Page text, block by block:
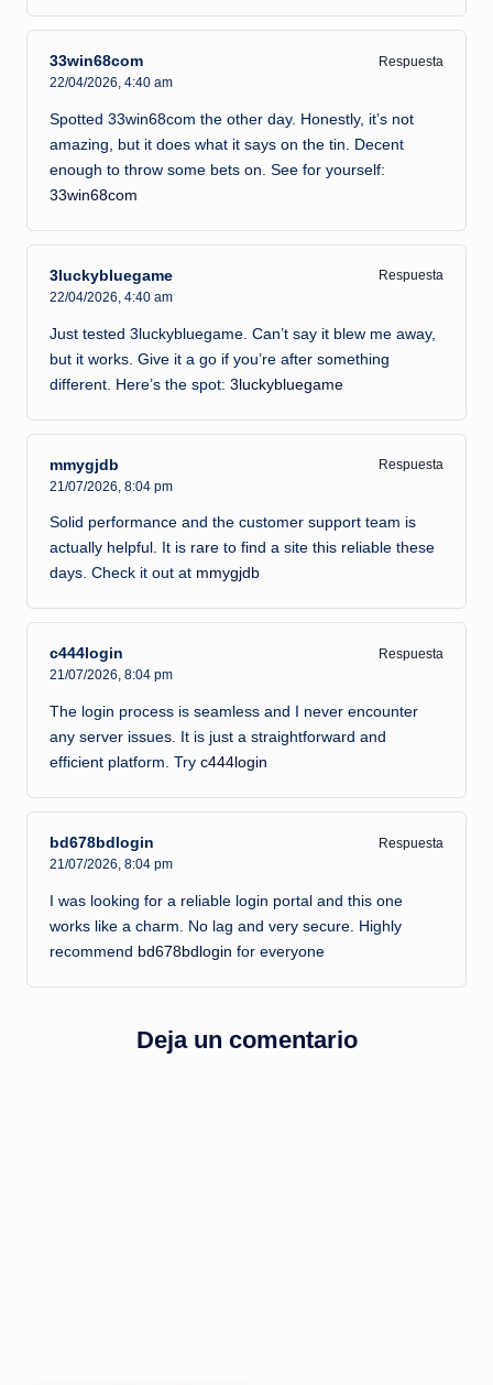
33win68com
Respuesta
22/04/2026, 4:40 am
Spotted 33win68com the other day. Honestly, it’s not
amazing, but it does what it says on the tin. Decent
enough to throw some bets on. See for yourself:
33win68com
3luckybluegame
Respuesta
22/04/2026, 4:40 am
Just tested 3luckybluegame. Can’t say it blew me away,
but it works. Give it a go if you’re after something
different. Here’s the spot: 3luckybluegame
mmygjdb
Respuesta
21/07/2026, 8:04 pm
Solid performance and the customer support team is
actually helpful. It is rare to find a site this reliable these
days. Check it out at mmygjdb
c444login
Respuesta
21/07/2026, 8:04 pm
The login process is seamless and I never encounter
any server issues. It is just a straightforward and
efficient platform. Try c444login
bd678bdlogin
Respuesta
21/07/2026, 8:04 pm
I was looking for a reliable login portal and this one
works like a charm. No lag and very secure. Highly
recommend bd678bdlogin for everyone
Deja un comentario